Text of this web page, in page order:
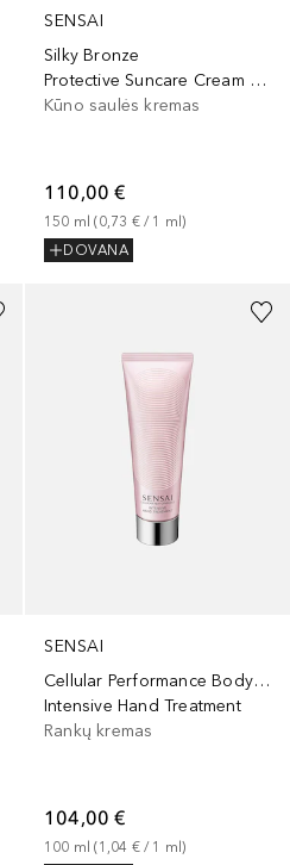
SENSAI
Silky Bronze
Protective Suncare Cream For Body SPF30
Kūno saulės kremas
110,00 €
150 ml (0,73 € / 1 ml)
DOVANA
SENSAI
Cellular Performance Body Care
Intensive Hand Treatment
Rankų kremas
104,00 €
100 ml (1,04 € / 1 ml)